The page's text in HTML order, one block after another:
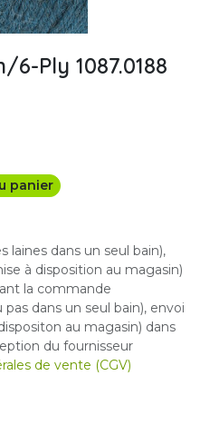
6-Ply 1087.0188
panier
laines dans un seul bain),
à disposition au magasin)
la commande
dans un seul bain), envoi
au magasin) dans
du fournisseur
de vente (CGV)